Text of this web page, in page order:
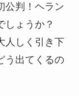
公判！ヘラン
しょうか？
人しく引き下
う出てくるの